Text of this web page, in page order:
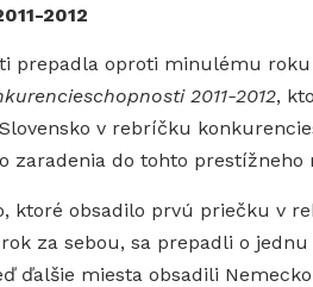
2012
prepadla oproti minulému
2011-2012,
v rebríčku
do tohto prestížneho
ktoré obsadilo prvú priečku v
za sebou, sa prepadli o
miesta obsadili Nemecko